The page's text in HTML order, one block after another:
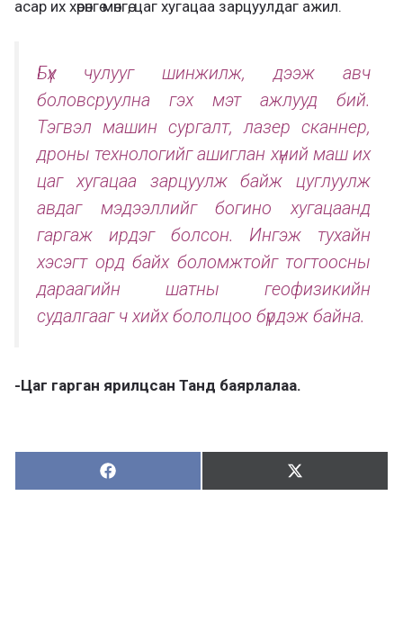
асар их хөрөнгө мөнгө, цаг хугацаа зарцуулдаг ажил.
Бүх чулууг шинжилж, дээж авч
боловсруулна гэх мэт ажлууд бий.
Тэгвэл машин сургалт, лазер сканнер,
дроны технологийг ашиглан хүний маш их
цаг хугацаа зарцуулж байж цуглуулж
авдаг мэдээллийг богино хугацаанд
гаргаж ирдэг болсон. Ингэж тухайн
хэсэгт орд байх боломжтойг тогтоосны
дараагийн шатны геофизикийн
судалгааг ч хийх бололцоо бүрдэж байна.
-Цаг гарган ярилцсан Танд баярлалаа.
Хуваалцах:
Х
у
Түгээх:
Т
ү